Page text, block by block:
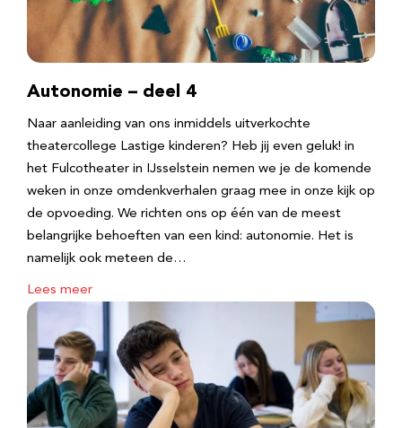
Autonomie – deel 4
Naar aanleiding van ons inmiddels uitverkochte
theatercollege Lastige kinderen? Heb jij even geluk! in
het Fulcotheater in IJsselstein nemen we je de komende
weken in onze omdenkverhalen graag mee in onze kijk op
de opvoeding. We richten ons op één van de meest
belangrijke behoeften van een kind: autonomie. Het is
namelijk ook meteen de…
Lees meer